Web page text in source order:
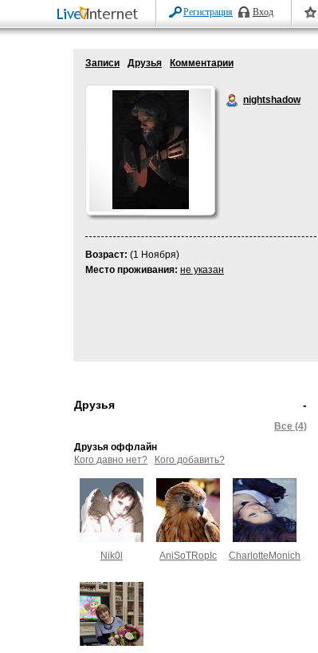
Регистрация Вход
Записи Друзья Комментарии
nightshadow
Возраст: (1 Ноября)
Место проживания: не указан
-
Друзья
Все (4)
Друзья оффлайн
Кого давно нет?
Кого добавить?
Nik0l AniSoTRopIc CharlotteMonichetti